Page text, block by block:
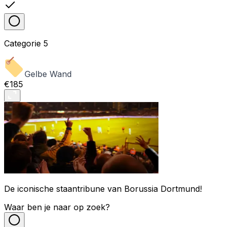
Categorie 5
Gelbe Wand
€185
De iconische staantribune van Borussia Dortmund!
Waar ben je naar op zoek?